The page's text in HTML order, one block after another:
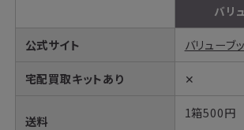
バリ
公式サイト バリューブ
宅配買取キットあり ✕
送料
1箱500円